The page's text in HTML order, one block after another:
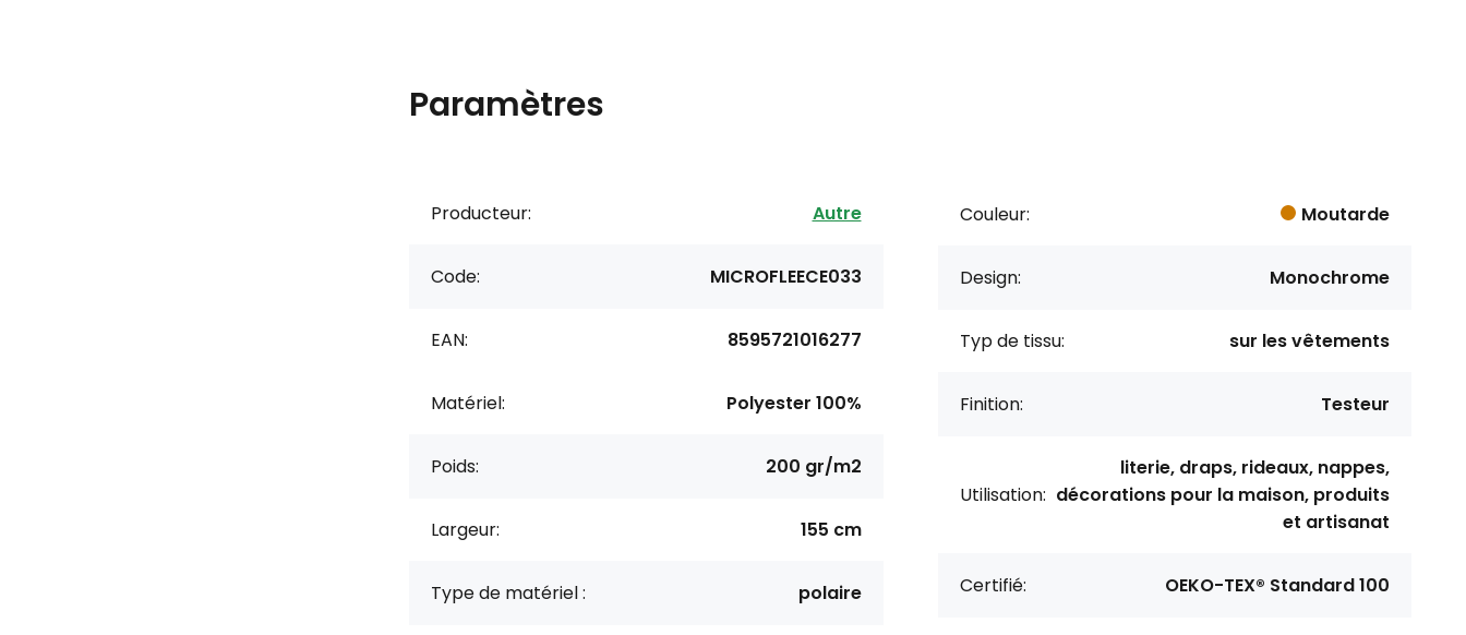
Paramètres
Producteur: Autre
Code: MICROFLEECE033
EAN: 8595721016277
Matériel: Polyester 100%
Poids: 200 gr/m2
Largeur: 155 cm
Type de matériel : polaire
Couleur: Moutarde
Design: Monochrome
Typ de tissu: sur les vêtements
Finition: Testeur
Utilisation:
literie, draps, rideaux, nappes,
décorations pour la maison, produits
et artisanat
Certifié: OEKO-TEX® Standard 100